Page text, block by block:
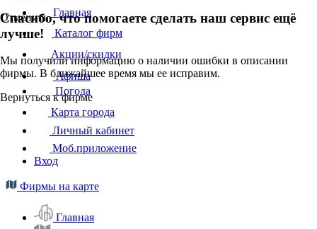
Отменить
Спасибо, что помогаете сделать наш сервис ещё
лучше!
Мы получили информацию о наличии ошибки в описании
фирмы. В ближайшее время мы ее исправим.
Вернуться к фирме
Главная
Каталог фирм
Акции/скидки
Афиша
Погода
Карта города
Личный кабинет
Моб.приложение
Вход
Фирмы на карте
Главная